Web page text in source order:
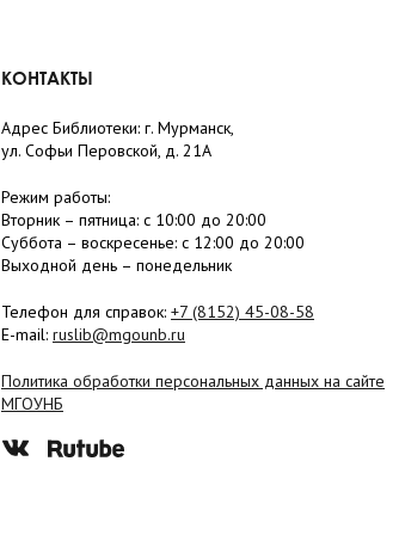
КОНТАКТЫ
Адрес Библиотеки: г. Мурманск,
ул. Софьи Перовской, д. 21А
Режим работы:
Вторник – пятница: с 10:00 до 20:00
Суббота – воскресенье: c 12:00 до 20:00
Выходной день – понедельник
Телефон для справок: +7 (8152) 45-08-58
E-mail: ruslib@mgounb.ru
Политика обработки персональных данных на сайте
МГОУНБ